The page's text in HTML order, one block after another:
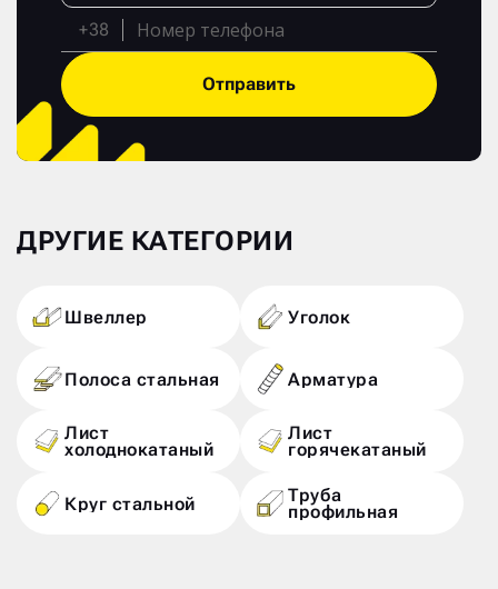
+38
Отправить
ДРУГИЕ КАТЕГОРИИ
Швеллер Уголок
Полоса стальная Арматура
Лист
холоднокатаный
Лист
горячекатаный
Круг стальной Труба
профильная